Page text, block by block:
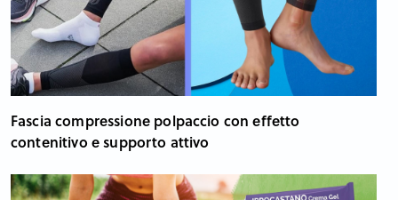
Fascia compressione polpaccio con effetto
contenitivo e supporto attivo